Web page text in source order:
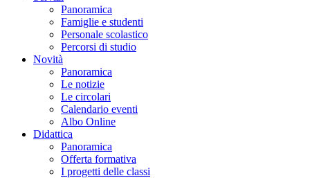
Panoramica
Famiglie e studenti
Personale scolastico
Percorsi di studio
Novità
Panoramica
Le notizie
Le circolari
Calendario eventi
Albo Online
Didattica
Panoramica
Offerta formativa
I progetti delle classi